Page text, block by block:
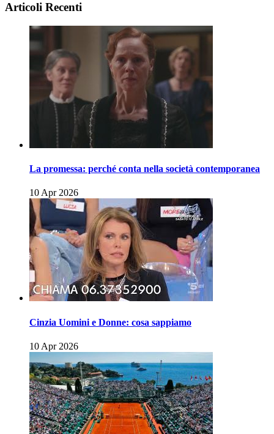
Articoli Recenti
La promessa: perché conta nella società contemporanea
10 Apr 2026
Cinzia Uomini e Donne: cosa sappiamo
10 Apr 2026